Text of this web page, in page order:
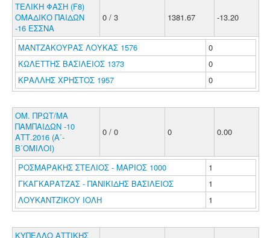
ΤΕΛΙΚΗ ΦΑΣΗ (F8)
ΟΜΑΔΙΚΟ ΠΑΙΔΩΝ
-16 ΕΣΣΝΑ
0 / 3 1381.67 -13.20
ΜΑΝΤΖΑΚΟΥΡΑΣ ΛΟΥΚΑΣ 1576
0
ΚΩΛΕΤΤΗΣ ΒΑΣΙΛΕΙΟΣ 1373
0
ΚΡΑΛΛΗΣ ΧΡΗΣΤΟΣ 1957
0
ΟΜ. ΠΡΩΤ/ΜΑ
ΠΑΜΠΑΙΔΩΝ -10
ΑΤΤ.2016 (Α΄-
Β΄ΟΜΙΛΟΙ)
0 / 0 0 0.00
ΡΟΣΜΑΡΑΚΗΣ ΣΤΕΛΙΟΣ - ΜΑΡΙΟΣ 1000
1
ΓΚΑΓΚΑΡΑΤΖΑΣ - ΠΑΝΙΚΙΔΗΣ ΒΑΣΙΛΕΙΟΣ
1
ΛΟΥΚΑΝΤΖΙΚΟΥ ΙΟΛΗ
1
ΚΥΠΕΛΛΟ ΑΤΤΙΚΗΣ